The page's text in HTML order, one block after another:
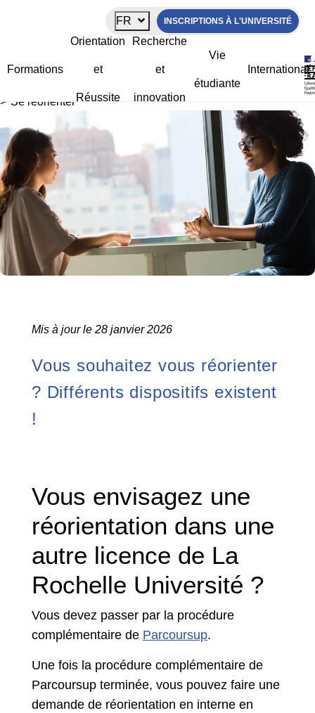
FR INSCRIPTIONS À L'UNIVERSITÉ
Formations
Orientation
et
Réussite
Recherche
et
innovation
Vie
étudiante
International
Se réorienter
Orientation et réussite
Orientation
> Se réorienter
Mis à jour le 28 janvier 2026
Vous souhaitez vous réorienter
? Différents dispositifs existent
!
Vous envisagez une
réorientation dans une
autre licence de La
Rochelle Université ?
Vous devez passer par la procédure
complémentaire de Parcoursup.
Une fois la procédure complémentaire de
Parcoursup terminée, vous pouvez faire une
demande de réorientation en interne en
Panneau de gestion des cookies